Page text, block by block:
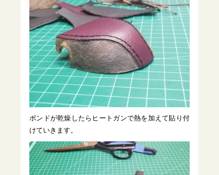
ボンドが乾燥したらヒートガンで熱を加えて貼り付
けていきます。